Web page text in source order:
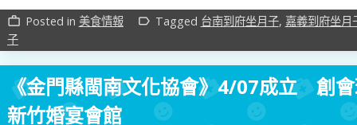
work_outline Posted in 美食情報 label_outline Tagged 台南到府坐月子, 嘉義到府坐月
子
《金門縣閩南文化協會》4/07成立 創
新竹婚宴會館